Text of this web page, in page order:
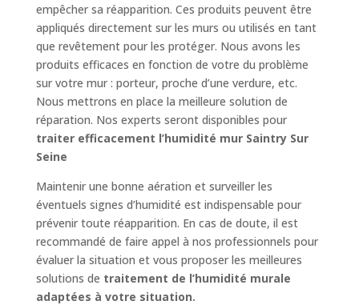
empêcher sa réapparition. Ces produits peuvent être
appliqués directement sur les murs ou utilisés en tant
que revêtement pour les protéger. Nous avons les
produits efficaces en fonction de votre du problème
sur votre mur : porteur, proche d’une verdure, etc.
Nous mettrons en place la meilleure solution de
réparation. Nos experts seront disponibles pour
traiter efficacement l’humidité mur Saintry Sur
Seine
Maintenir une bonne aération et surveiller les
éventuels signes d’humidité est indispensable pour
prévenir toute réapparition. En cas de doute, il est
recommandé de faire appel à nos professionnels pour
évaluer la situation et vous proposer les meilleures
solutions de traitement de l’humidité murale
adaptées à votre situation.